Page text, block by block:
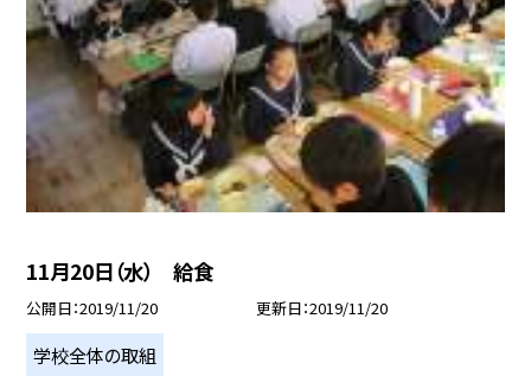
11月20日（水） 給食
公開日 2019/11/20 更新日 2019/11/20
学校全体の取組